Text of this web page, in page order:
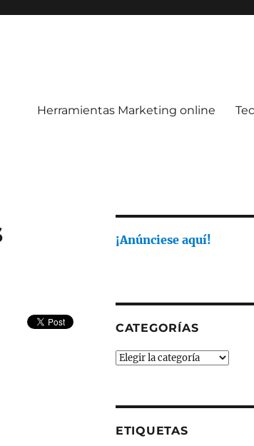
Herramientas Marketing online
¡Anúnciese aquí!
CATEGORÍAS
Categorías
ETIQUETAS